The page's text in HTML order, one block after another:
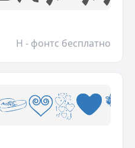
H - фонтс бесплатно